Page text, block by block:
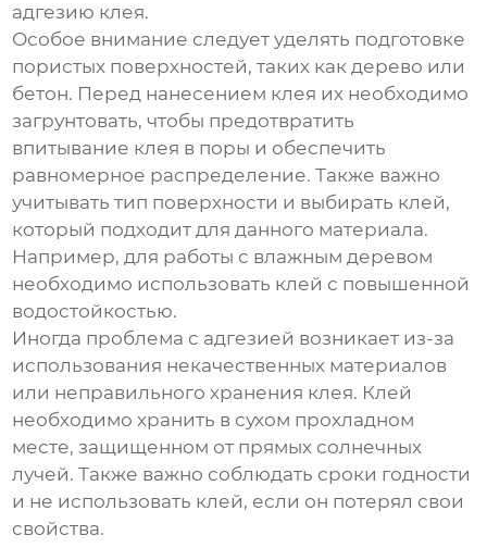
адгезию клея.
Особое внимание следует уделять подготовке
пористых поверхностей, таких как дерево или
бетон. Перед нанесением клея их необходимо
загрунтовать, чтобы предотвратить
впитывание клея в поры и обеспечить
равномерное распределение. Также важно
учитывать тип поверхности и выбирать клей,
который подходит для данного материала.
Например, для работы с влажным деревом
необходимо использовать клей с повышенной
водостойкостью.
Иногда проблема с адгезией возникает из-за
использования некачественных материалов
или неправильного хранения клея. Клей
необходимо хранить в сухом прохладном
месте, защищенном от прямых солнечных
лучей. Также важно соблюдать сроки годности
и не использовать клей, если он потерял свои
свойства.